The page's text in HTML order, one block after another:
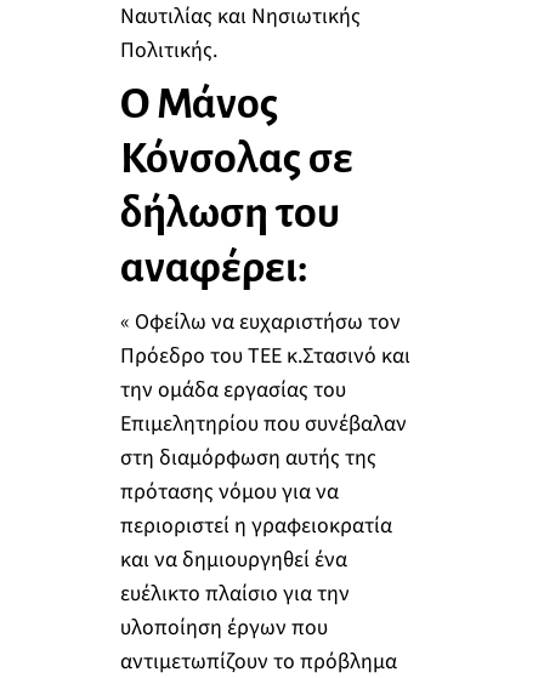
Ναυτιλίας και Νησιωτικής
Πολιτικής.
Ο Μάνος
Κόνσολας σε
δήλωση του
αναφέρει:
« Οφείλω να ευχαριστήσω τον
Πρόεδρο του ΤΕΕ κ.Στασινό και
την ομάδα εργασίας του
Επιμελητηρίου που συνέβαλαν
στη διαμόρφωση αυτής της
πρότασης νόμου για να
περιοριστεί η γραφειοκρατία
και να δημιουργηθεί ένα
ευέλικτο πλαίσιο για την
υλοποίηση έργων που
αντιμετωπίζουν το πρόβλημα